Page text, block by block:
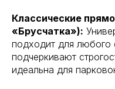
Классические
«Брусчатка»):
подходит для любого
подчеркивают
идеальна для